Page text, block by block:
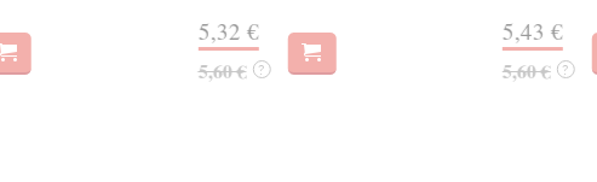
5,32 €
5,60 € ?
5,43 €
5,60 € ?